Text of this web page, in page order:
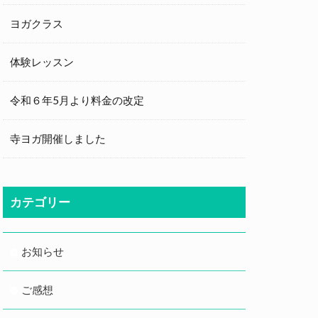
ヨガクラス
体験レッスン
令和６年5月より料金の改定
寺ヨガ開催しました
カテゴリー
お知らせ
ご感想